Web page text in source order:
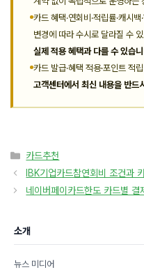
카드 혜택·연회비·적립률·캐시
변경에 따라 수시로 달라질 수
실제 적용 혜택과 다를 수 있습
카드 발급·혜택 적용·포인트 적
고객센터에서 최신 내용을 반드
카
테
리
카드추천
IBK기업카드참연회비 조건과
네이버페이카드한도 카드별 결
소개
뉴스 미디어